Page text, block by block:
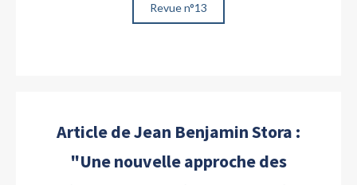
Revue n°13
Article de Jean Benjamin Stora :
"Une nouvelle approche des